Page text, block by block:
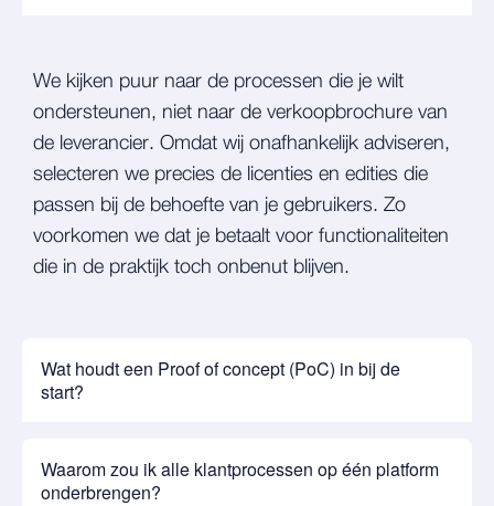
We kijken puur naar de processen die je wilt
ondersteunen, niet naar de verkoopbrochure van
de leverancier. Omdat wij onafhankelijk adviseren,
selecteren we precies de licenties en edities die
passen bij de behoefte van je gebruikers. Zo
voorkomen we dat je betaalt voor functionaliteiten
die in de praktijk toch onbenut blijven.
Wat houdt een Proof of concept (PoC) in bij de
start?
Waarom zou ik alle klantprocessen op één platform
onderbrengen?